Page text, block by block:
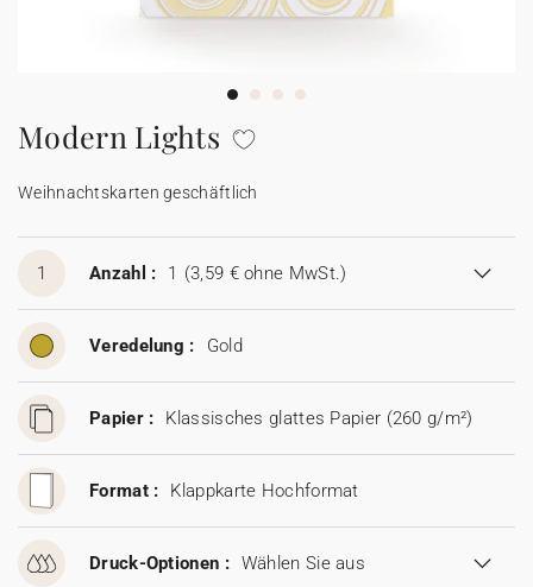
Aufkleber
Modern Lights
Weihnachtskarten geschäftlich
1 Anzahl : 1 (3,59 € ohne MwSt.)
Veredelung : Gold
Papier : Klassisches glattes Papier (260 g/m²)
Format : Klappkarte Hochformat
Druck-Optionen : Wählen Sie aus